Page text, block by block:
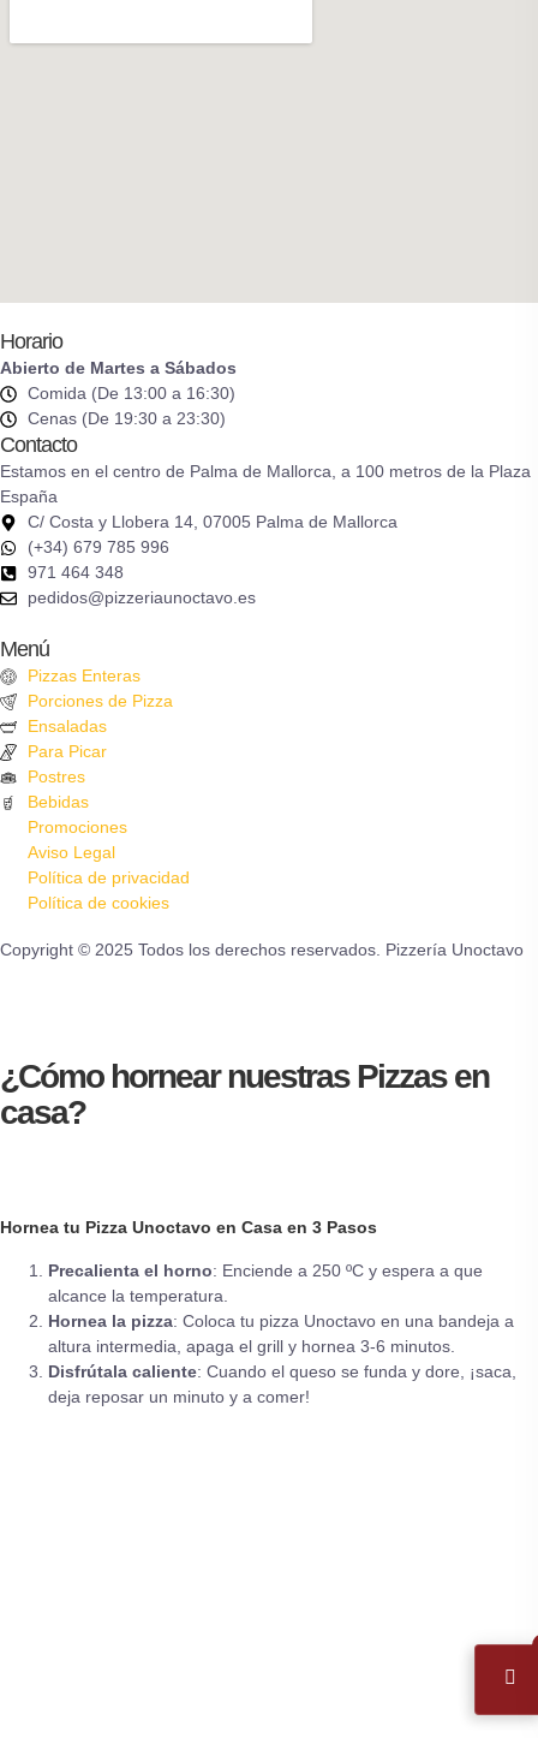
Horario
Abierto de Martes a Sábados
Comida (De 13:00 a 16:30)
Cenas (De 19:30 a 23:30)
Contacto
Estamos en el centro de Palma de Mallorca, a 100 metros de la Plaza
España
C/ Costa y Llobera 14, 07005 Palma de Mallorca
(+34) 679 785 996
971 464 348
pedidos@pizzeriaunoctavo.es
Menú
Pizzas Enteras
Porciones de Pizza
Ensaladas
Para Picar
Postres
Bebidas
Promociones
Aviso Legal
Política de privacidad
Política de cookies
Copyright © 2025 Todos los derechos reservados. Pizzería Unoctavo
¿Cómo hornear nuestras Pizzas en
casa?
Hornea tu Pizza Unoctavo en Casa en 3 Pasos
Precalienta el horno: Enciende a 250 ºC y espera a que
alcance la temperatura.
Hornea la pizza: Coloca tu pizza Unoctavo en una bandeja a
altura intermedia, apaga el grill y hornea 3-6 minutos.
Disfrútala caliente: Cuando el queso se funda y dore, ¡saca,
deja reposar un minuto y a comer!